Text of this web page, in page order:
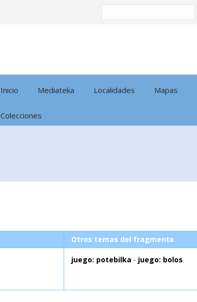
Inicio Mediateka Localidades Mapas
Colecciones
Otros temas del fragmento
juego: potebilka - juego: bolos